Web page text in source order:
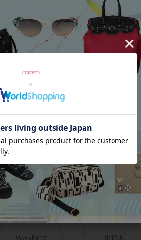
Category
アイテムカテゴリー